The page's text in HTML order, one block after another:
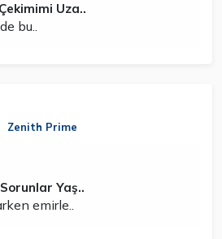
Uza..
bu..
Zenith Prime
Yaş..
emirle..